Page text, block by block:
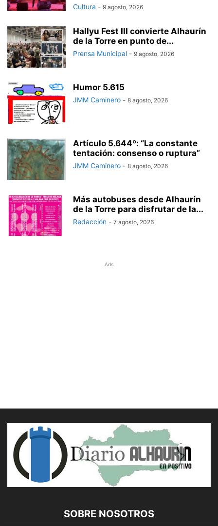
Cultura - 9 agosto, 2026
Hallyu Fest III convierte Alhaurín
de la Torre en punto de...
Prensa Municipal - 9 agosto, 2026
Humor 5.615
JMM Caminero - 8 agosto, 2026
Artículo 5.644º: “La constante
tentación: consenso o ruptura”
JMM Caminero - 8 agosto, 2026
Más autobuses desde Alhaurín
de la Torre para disfrutar de la...
Redacción - 7 agosto, 2026
Ads
SOBRE NOSOTROS